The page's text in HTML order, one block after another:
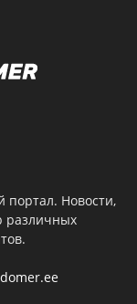
портал. Новости,
различных